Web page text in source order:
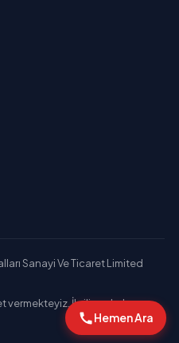
Sanayi Ve Ticaret Limited
vermekteyiz. İlgili markaların
Hemen Ara